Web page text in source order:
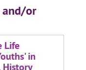
and/or
Life
in
History